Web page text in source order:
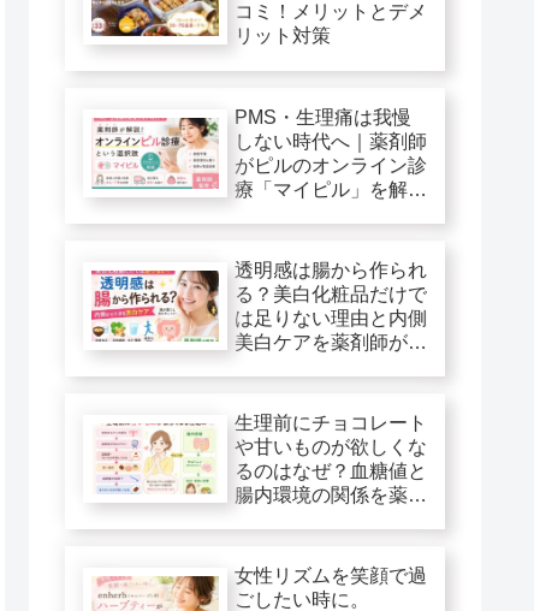
コミ！メリットとデメ
リット対策
PMS・生理痛は我慢
しない時代へ｜薬剤師
がピルのオンライン診
療「マイピル」を解
透明感は腸から作られ
る？美白化粧品だけで
は足りない理由と内側
美白ケアを薬剤師が解
生理前にチョコレート
や甘いものが欲しくな
るのはなぜ？血糖値と
腸内環境の関係を薬剤
女性リズムを笑顔で過
ごしたい時に。